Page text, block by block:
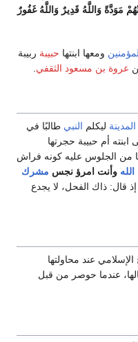
مَوَدَّةً وَاللَّهُ قَدِيرٌ وَاللَّهُ غَفُورٌ
ومعها ابنتها حبيبة ربيبة
عروة بن مسعود الثقفي
المدينة ليكلم النبي طالبًا في
أم حبيبة حجرتها
من الجلوس عليه كونه فراش
وأنت امرؤ نجس مشرك
إذ قال: ذاك الفحل، لا يجدع
عند محاولتها
عندما حوصر من قبل